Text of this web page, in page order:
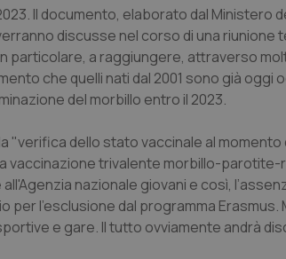
Il documento, elaborato dal Ministero
discusse nel corso di una riunione
particolare, a raggiungere, attraverso
che quelli nati dal 2001 sono già oggi
del morbillo entro il 2023.
"verifica dello stato vaccinale al
vaccinazione trivalente morbillo-parotite-
nazionale giovani e così,
l'esclusione dal programma Erasmus.
e gare. Il tutto ovviamente andrà